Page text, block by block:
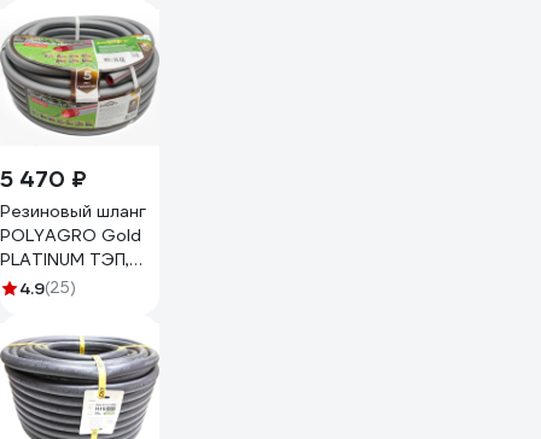
диаметр 20 мм,50
м СИ-00397
5 470 ₽
Резиновый шланг
POLYAGRO Gold
PLATINUM ТЭП,
3/4", 25 м,
трёхслойный,
морозостойкий
7559925
4.9(25)